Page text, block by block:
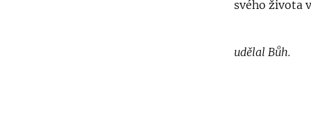
svého života
udělal Bůh.